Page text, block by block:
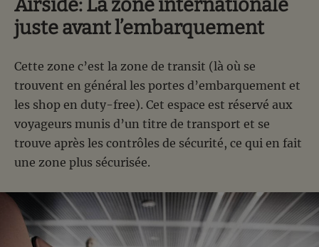
Airside: La zone internationale
juste avant l’embarquement
Cette zone c’est la zone de transit (là où se
trouvent en général les portes d’embarquement et
les shop en duty-free). Cet espace est réservé aux
voyageurs munis d’un titre de transport et se
trouve après les contrôles de sécurité, ce qui en fait
une zone plus sécurisée.